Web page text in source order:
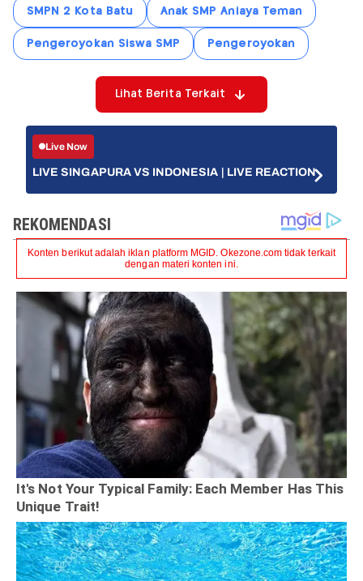
SMPN 2 Kota Batu Anak SMP Aniaya Teman
Pengeroyokan Siswa SMP Pengeroyokan
Lihat Berita Terkait
Live Now
LIVE SINGAPURA VS INDONESIA | LIVE REACTION